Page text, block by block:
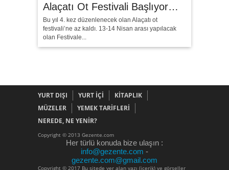
Alaçatı Ot Festivali Başlıyor…
Bu yıl 4. kez düzenlenecek olan Alaçatı ot
festivali’ne az kaldı. 13-14 Nisan arası yapılacak
olan Festivale...
YURT DIŞI YURT İÇİ
KİTAPLIK
MÜZELER
YEMEK TARİFLERİ
NEREDE, NE YENİR?
Copyright © 2013 Gezente.com
Her türlü konuda bize ulaşın :
info@gezente.com -
gezente.com@gmail.com
Copyright © 2017 Bu sitede yer alan yazı (içerik) ve görseller